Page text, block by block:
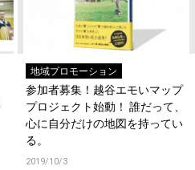
地域プロモーション
参加者募集！越谷エモいマップ
プロジェクト始動！ 誰だって、
心に自分だけの地図を持ってい
る。
2019/10/3